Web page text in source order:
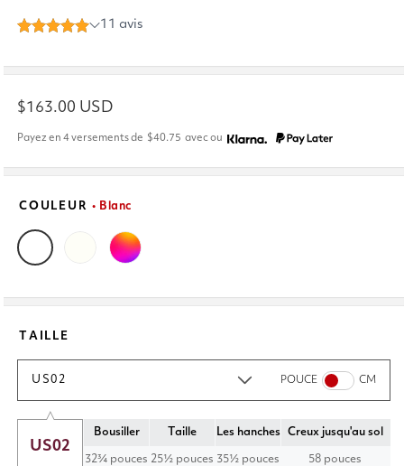
Prix
habituel
$163.00 USD
Payez en 4 versements de $40.75 avecou
COULEUR• Blanc
TAILLE
US02 POUCE CM
US02
Bousiller Taille Les hanches Creux jusqu'au sol
32¾ pouces 25½ pouces 35½ pouces 58 pouces